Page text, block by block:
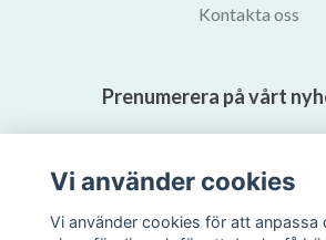
Kontakta oss
Prenumerera på vårt
Vi använder cookies
Vi använder cookies för att anpassa